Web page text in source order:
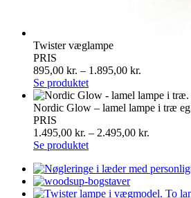
Twister væglampe
PRIS
895,00 kr. – 1.895,00 kr.
Se produktet
Nordic Glow – lamel lampe i træ eg
PRIS
1.495,00 kr. – 2.495,00 kr.
Se produktet